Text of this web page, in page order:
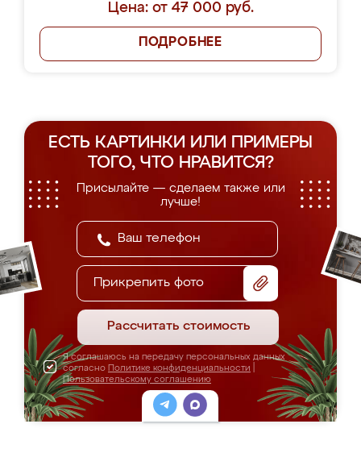
Цена: от 47 000 руб.
ПОДРОБНЕЕ
ЕСТЬ КАРТИНКИ ИЛИ ПРИМЕРЫ
ТОГО, ЧТО НРАВИТСЯ?
Присылайте — сделаем также или
лучше!
Прикрепить фото
Рассчитать стоимость
Я соглашаюсь на передачу персональных данных
согласно Политике конфиденциальности
Пользовательскому соглашению